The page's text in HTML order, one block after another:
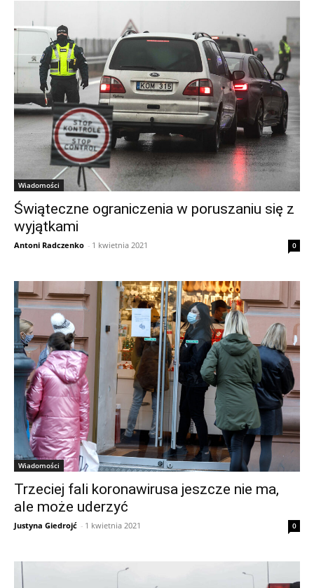
Wiadomości
Świąteczne ograniczenia w poruszaniu się z
wyjątkami
Antoni Radczenko - 1 kwietnia 2021 0
Wiadomości
Trzeciej fali koronawirusa jeszcze nie ma,
ale może uderzyć
Justyna Giedrojć - 1 kwietnia 2021 0